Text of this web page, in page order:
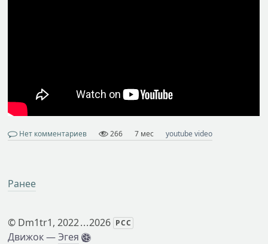
Нет комментариев 266 7 мес youtube video
Ранее
© Dm1tr1, 2022...2026 РСС
Движок —Эгея